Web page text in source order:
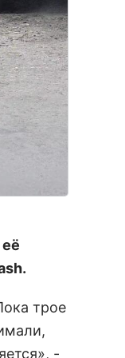
трое
-